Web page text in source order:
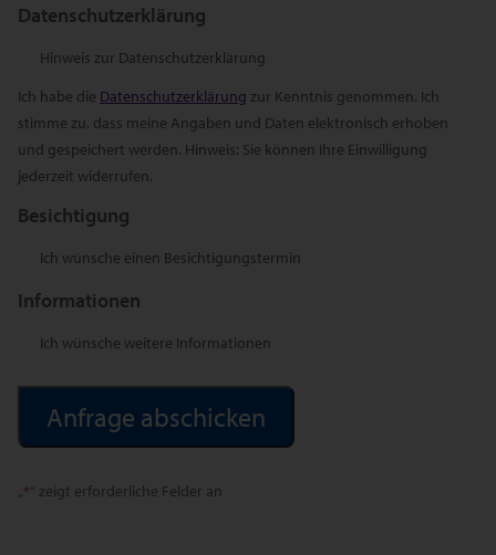
„*“ zeigt erforderliche Felder an
Datenschutzerklärung
Hinweis zur Datenschutzerklärung
Ich habe die Datenschutzerklärung zur Kenntnis genommen. Ich
stimme zu, dass meine Angaben und Daten elektronisch erhoben
und gespeichert werden. Hinweis: Sie können Ihre Einwilligung
jederzeit widerrufen.
Besichtigung
Ich wünsche einen Besichtigungstermin
Informationen
Ich wünsche weitere Informationen